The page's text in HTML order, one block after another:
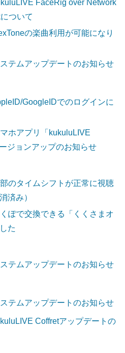
FaceRig over Network
ついて
の楽曲利用が可能になり
テムアップデートのお知らせ
GoogleIDでのログインに
ホアプリ「kukuluLIVE
ジョンアップのお知らせ
のタイムシフトが正常に視聴
済み）
くぽで交換できる「くくさまオ
た
テムアップデートのお知らせ
テムアップデートのお知らせ
Coffretアップデートの